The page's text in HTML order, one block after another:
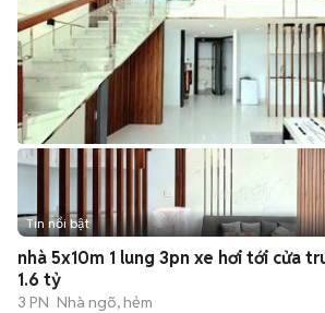
Tin nổi bật
nhà 5x10m 1 lung 3pn xe hơi tới cửa
1.6 tỷ
3 PN Nhà ngõ, hẻm